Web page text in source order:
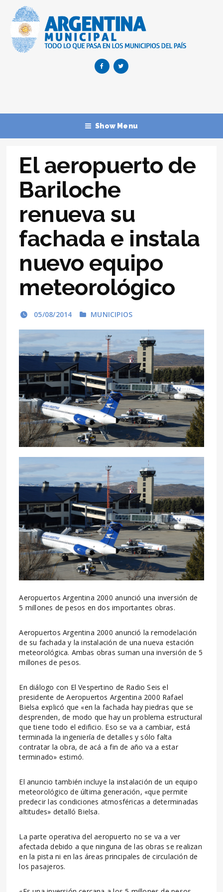
Show Menu
El aeropuerto de
Bariloche
renueva su
fachada e instala
nuevo equipo
meteorológico
05/08/2014 MUNICIPIOS
Aeropuertos Argentina 2000 anunció una inversión de
5 millones de pesos en dos importantes obras.
Aeropuertos Argentina 2000 anunció la remodelación
de su fachada y la instalación de una nueva estación
meteorológica. Ambas obras suman una inversión de 5
millones de pesos.
En diálogo con El Vespertino de Radio Seis el
presidente de Aeropuertos Argentina 2000 Rafael
Bielsa explicó que «en la fachada hay piedras que se
desprenden, de modo que hay un problema estructural
que tiene todo el edificio. Eso se va a cambiar, está
terminada la ingeniería de detalles y sólo falta
contratar la obra, de acá a fin de año va a estar
terminado» estimó.
El anuncio también incluye la instalación de un equipo
meteorológico de última generación, «que permite
predecir las condiciones atmosféricas a determinadas
altitudes» detalló Bielsa.
La parte operativa del aeropuerto no se va a ver
afectada debido a que ninguna de las obras se realizan
en la pista ni en las áreas principales de circulación de
los pasajeros.